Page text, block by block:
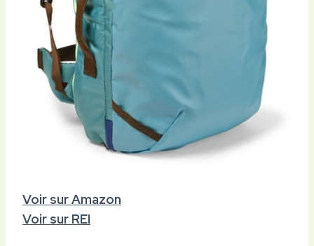
Voir sur Amazon
Voir sur REI